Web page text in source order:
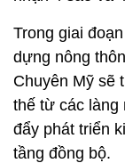
Trong giai
dựng nông
Chuyên Mỹ sẽ
thế từ các làng
đẩy phát triển
tầng đồng bộ.